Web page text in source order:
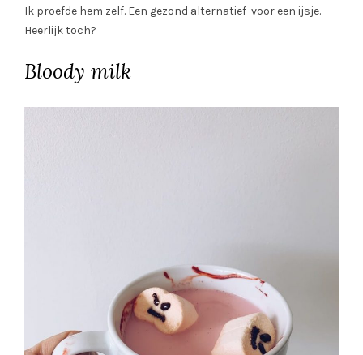
Ik proefde hem zelf. Een gezond alternatief voor een ijsje.
Heerlijk toch?
Bloody milk